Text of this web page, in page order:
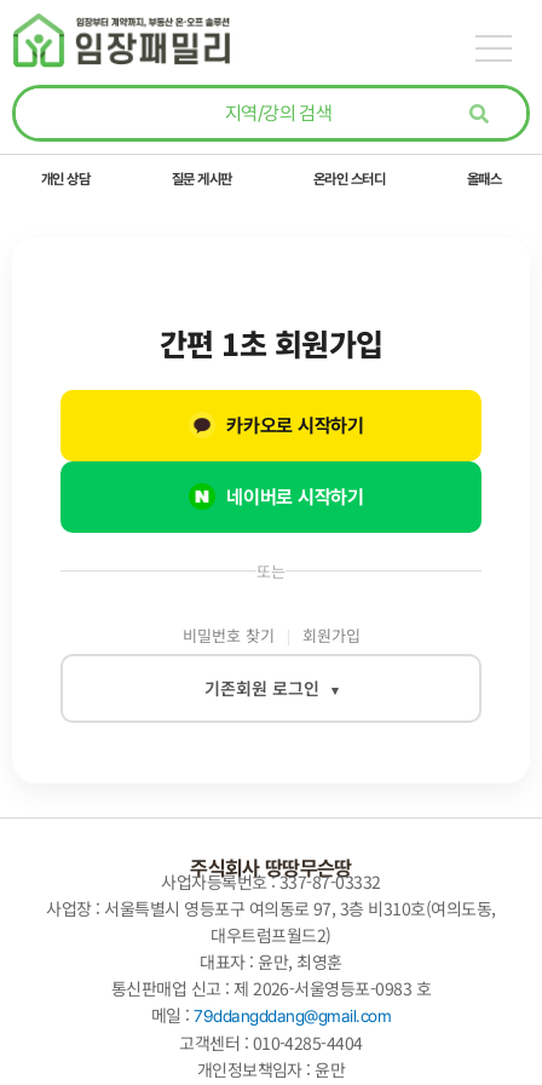
콘텐츠로
건너뛰기
개인 상담 질문 게시판 온라인 스터디 올패스
또는
비밀번호 찾기 회원가입
기존회원 로그인 ▾
로그인
간편 1초 회원가입
네이버로 시작하기
카카오로 시작하기
주식회사 땅땅무슨땅
사업자등록번호 : 337-87-03332
사업장 : 서울특별시 영등포구 여의동로 97, 3층 비310호(여의도동,
대우트럼프월드2)
대표자 : 윤만, 최영훈
통신판매업 신고 : 제 2026-서울영등포-0983 호
메일 :79ddangddang@gmail.com
고객센터 : 010-4285-4404
개인정보책임자 : 윤만